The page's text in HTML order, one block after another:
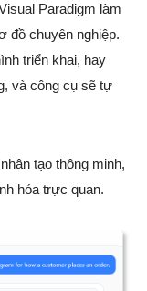
Paradigm làm
đồ chuyên nghiệp.
triển khai, hay
và công cụ sẽ tự
tạo thông minh,
hóa trực quan.